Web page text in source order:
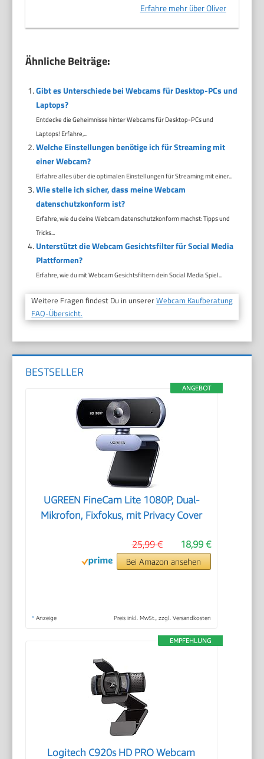
Erfahre mehr über Oliver
Ähnliche Beiträge:
Gibt es Unterschiede bei Webcams für Desktop-PCs und
Laptops?
Entdecke die Geheimnisse hinter Webcams für Desktop-PCs und
Laptops! Erfahre,...
Welche Einstellungen benötige ich für Streaming mit
einer Webcam?
Erfahre alles über die optimalen Einstellungen für Streaming mit einer...
Wie stelle ich sicher, dass meine Webcam
datenschutzkonform ist?
Erfahre, wie du deine Webcam datenschutzkonform machst: Tipps und
Tricks...
Unterstützt die Webcam Gesichtsfilter für Social Media
Plattformen?
Erfahre, wie du mit Webcam Gesichtsfiltern dein Social Media Spiel...
Weitere Fragen findest Du in unsererWebcam Kaufberatung
FAQ-Übersicht.
BESTSELLER
ANGEBOT
UGREEN FineCam Lite 1080P, Dual-
Mikrofon, Fixfokus, mit Privacy Cover
18,99 €
25,99 €
Bei Amazon ansehen
* Anzeige Preis inkl. MwSt., zzgl. Versandkosten
EMPFEHLUNG
Logitech C920s HD PRO Webcam